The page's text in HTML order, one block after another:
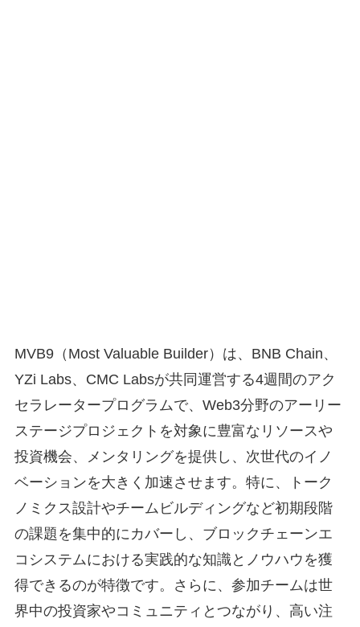
MVB9（Most Valuable Builder）は、BNB Chain、
YZi Labs、CMC Labsが共同運営する4週間のアク
セラレータープログラムで、Web3分野のアーリー
ステージプロジェクトを対象に豊富なリソースや
投資機会、メンタリングを提供し、次世代のイノ
ベーションを大きく加速させます。特に、トーク
ノミクス設計やチームビルディングなど初期段階
の課題を集中的にカバーし、ブロックチェーンエ
コシステムにおける実践的な知識とノウハウを獲
得できるのが特徴です。さらに、参加チームは世
界中の投資家やコミュニティとつながり、高い注